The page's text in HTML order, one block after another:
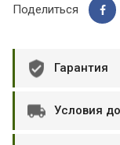
Поделиться
Гарантия
Условия